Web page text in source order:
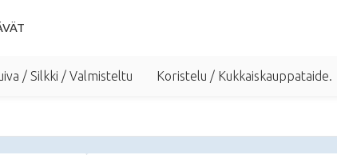
/ Silkki / Valmisteltu Koristelu / Kukkaiskauppataide.